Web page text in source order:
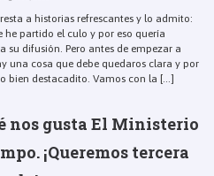
a historias refrescantes y lo admito:
he partido el culo y por eso quería
su difusión. Pero antes de empezar a
una cosa que debe quedaros clara y por
bien destacadito. Vamos con la [...]
nos gusta El Ministerio
¡Queremos tercera